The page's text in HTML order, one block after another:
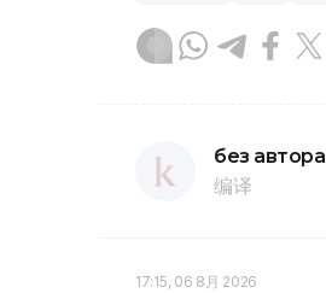
без автора
编译
17:15, 06 8月 2026